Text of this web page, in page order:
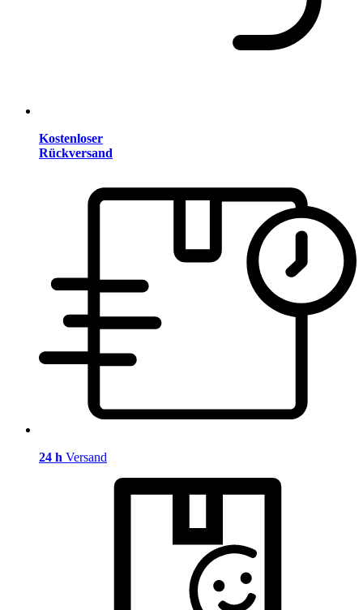
Kostenloser
Rückversand
24 h Versand